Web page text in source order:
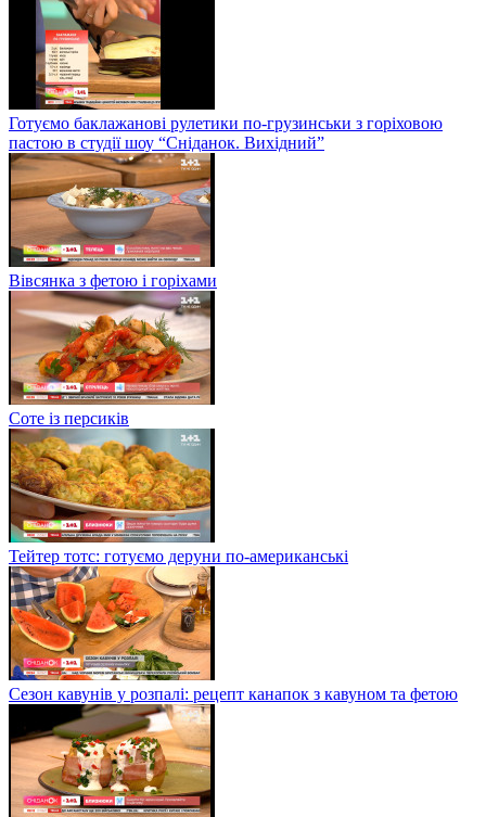
Готуємо баклажанові рулетики по-грузинськи з горіховою
пастою в студії шоу “Сніданок. Вихідний”
Вівсянка з фетою і горіхами
Соте із персиків
Тейтер тотс: готуємо деруни по-американські
Сезон кавунів у розпалі: рецепт канапок з кавуном та фетою